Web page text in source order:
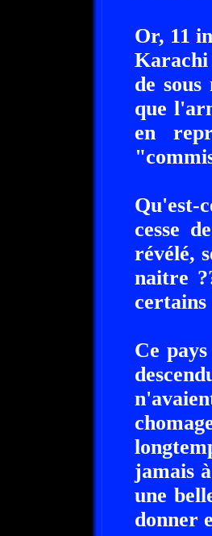
Or, 11
de
que
en
Qu'est-
cesse
révélé,
naitre
certains
Ce
jamais
une
donner